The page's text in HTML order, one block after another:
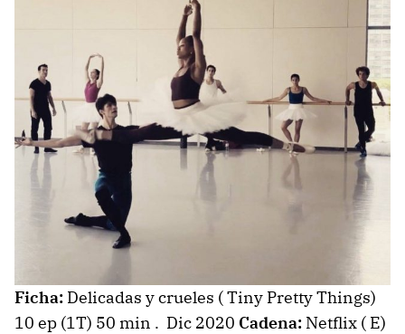
Ficha: Delicadas y crueles ( Tiny Pretty Things)
10 ep (1T) 50 min . Dic 2020 Cadena: Netflix ( E)